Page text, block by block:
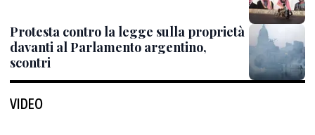
Protesta contro la legge sulla proprietà
davanti al Parlamento argentino,
scontri
VIDEO